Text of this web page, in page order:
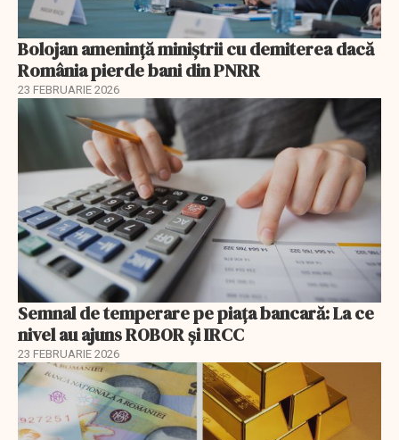
Bolojan amenință miniștrii cu demiterea dacă
România pierde bani din PNRR
23 FEBRUARIE 2026
Semnal de temperare pe piața bancară: La ce
nivel au ajuns ROBOR şi IRCC
23 FEBRUARIE 2026